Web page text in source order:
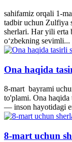
sahifamiz orqali 1-
tadbir uchun Zulfiya
sherlari. Har yili erta
oʻzbekning sevimli...
Ona haqida
8-mart bayrami
to'plami. Ona haqida
— inson hayotidagi
8-mart uchun